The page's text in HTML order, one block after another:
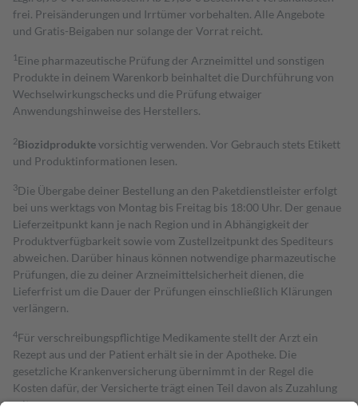
frei. Preisänderungen und Irrtümer vorbehalten. Alle Angebote
und Gratis-Beigaben nur solange der Vorrat reicht.
1 Eine pharmazeutische Prüfung der Arzneimittel und sonstigen
Produkte in deinem Warenkorb beinhaltet die Durchführung von
Wechselwirkungschecks und die Prüfung etwaiger
Anwendungshinweise des Herstellers.
2Biozidproduktevorsichtig verwenden. Vor Gebrauch stets Etikett
und Produktinformationen lesen.
3Die Übergabe deiner Bestellung an den Paketdienstleister erfolgt
bei uns werktags von Montag bis Freitag bis 18:00 Uhr. Der genaue
Lieferzeitpunkt kann je nach Region und in Abhängigkeit der
Produktverfügbarkeit sowie vom Zustellzeitpunkt des Spediteurs
abweichen. Darüber hinaus können notwendige pharmazeutische
Prüfungen, die zu deiner Arzneimittelsicherheit dienen, die
Lieferfrist um die Dauer der Prüfungen einschließlich Klärungen
verlängern.
4Für verschreibungspflichtige Medikamente stellt der Arzt ein
Rezept aus und der Patient erhält sie in der Apotheke. Die
gesetzliche Krankenversicherung übernimmt in der Regel die
Kosten dafür, der Versicherte trägt einen Teil davon als Zuzahlung
mit.